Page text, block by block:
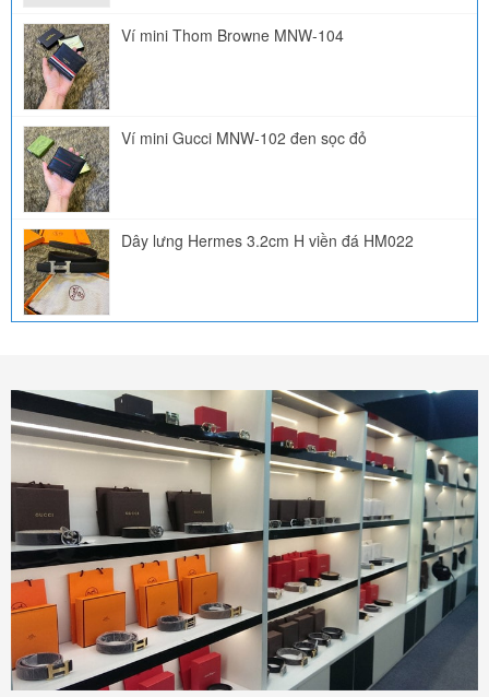
Ví mini Thom Browne MNW-104
Ví mini Gucci MNW-102 đen sọc đỏ
Dây lưng Hermes 3.2cm H viền đá HM022